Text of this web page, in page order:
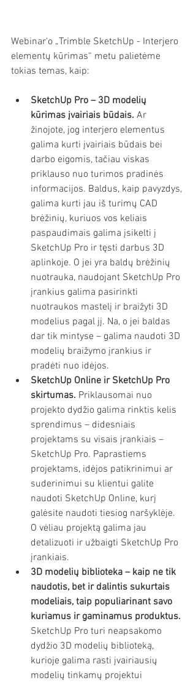
Webinar‘o „Trimble SketchUp - Interjero
elementų kūrimas“ metu palietėme
tokias temas, kaip:
SketchUp Pro – 3D modelių
kūrimas įvairiais būdais. Ar
žinojote, jog interjero elementus
galima kurti įvairiais būdais bei
darbo eigomis, tačiau viskas
priklauso nuo turimos pradinės
informacijos. Baldus, kaip pavyzdys,
galima kurti jau iš turimų CAD
brėžinių, kuriuos vos keliais
paspaudimais galima įsikelti į
SketchUp Pro ir tęsti darbus 3D
aplinkoje. O jei yra baldų brėžinių
nuotrauka, naudojant SketchUp Pro
įrankius galima pasirinkti
nuotraukos mastelį ir braižyti 3D
modelius pagal jį. Na, o jei baldas
dar tik mintyse – galima naudoti 3D
modelių braižymo įrankius ir
pradėti nuo idėjos.
SketchUp Online ir SketchUp Pro
skirtumas. Priklausomai nuo
projekto dydžio galima rinktis kelis
sprendimus – didesniais
projektams su visais įrankiais –
SketchUp Pro. Paprastiems
projektams, idėjos patikrinimui ar
suderinimui su klientui galite
naudoti SketchUp Online, kurį
galėsite naudoti tiesiog naršyklėje.
O vėliau projektą galima jau
detalizuoti ir užbaigti SketchUp Pro
įrankiais.
3D modelių biblioteka – kaip ne tik
naudotis, bet ir dalintis sukurtais
modeliais, taip populiarinant savo
kuriamus ir gaminamus produktus.
SketchUp Pro turi neapsakomo
dydžio 3D modelių biblioteką,
kurioje galima rasti įvairiausių
modelių tinkamų projektui